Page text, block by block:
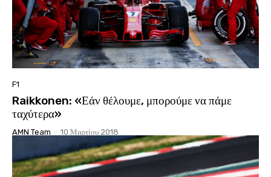
F1
Raikkonen: «Εάν θέλουμε, μπορούμε να πάμε
ταχύτερα»
AMN Team - 10 Μαρτίου 2018